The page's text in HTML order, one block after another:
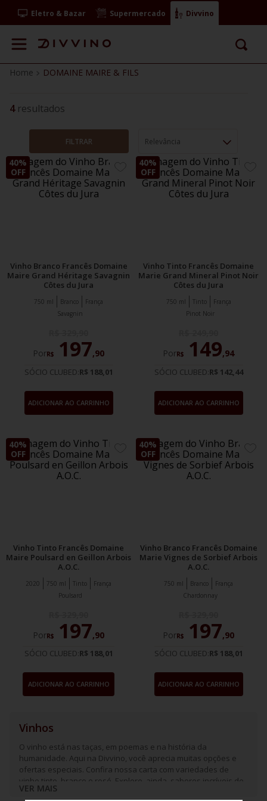
Eletro & Bazar Supermercado Divvino
DOMAINE MAIRE & FILS
4
FILTRAR Relevância
40%
OFF
ADICIONE
FAVORITOS
Vinho Branco Francês Domaine
Maire Grand Héritage Savagnin
Côtes du Jura
Branco França
750 ml
Savagnin
PorR$ 197,90
SÓCIO CLUBED:R$ 188,01
ADICIONAR AO CARRINHO
40%
OFF
Vinho Tinto Francês Domaine
Marie Grand Mineral Pinot Noir
Côtes du Jura
Tinto França
750 ml
Pinot Noir
PorR$ 149,94
SÓCIO CLUBED:R$ 142,44
ADICIONAR AO CARRINHO
40%
OFF
ADICIONE
FAVORITOS
Vinho Tinto Francês Domaine
Maire Poulsard en Geillon Arbois
A.O.C.
Tinto França
2020
750 ml
Poulsard
PorR$ 197,90
SÓCIO CLUBED:R$ 188,01
ADICIONAR AO CARRINHO
40%
OFF
Vinho Branco Francês Domaine
Marie Vignes de Sorbief Arbois
A.O.C.
Branco França
750 ml
Chardonnay
PorR$ 197,90
SÓCIO CLUBED:R$ 188,01
ADICIONAR AO CARRINHO
Vinhos
O vinho está nas taças, em poemas e na história da
humanidade. Aqui na Divvino, você aprecia muitas opções e
ofertas especiais. Confira nossa carta com variedades de
vinho tinto, branco e rosé. Explore, ainda, sabores incríveis de
espumantes e frisantes.
VER MAIS